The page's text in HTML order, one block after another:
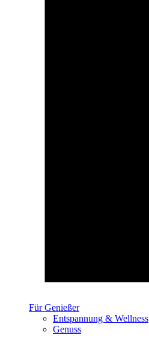
Für Genießer
Entspannung & Wellness
Genuss